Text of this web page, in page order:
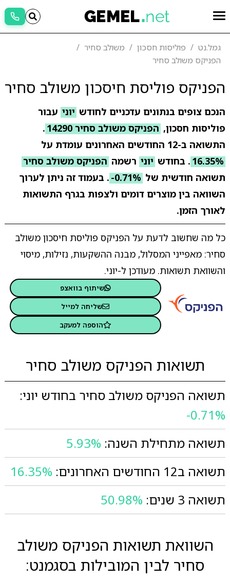
גמל.נט פוליסות חסכון
משולב סחיר
הפניקס משולב סחיר
הפניקס פוליסת חיסכון משולב סחיר
הנכם צופים בנתונים עדכניים לחודש יוני עבור
פוליסות חסכון, הפניקס משולב סחיר 14290
.
התשואה ב-12 החודשים האחרונים עומדת על
16.35% . בחודש יוני רשמה הפניקס משולב סחיר
תשואה חודשית של -0.71% . בעמוד זה ניתן לערוך
השוואה בין מוצרים דומים ולצפות בגרף התשואות
לאורך הזמן.
כל מה שחשוב לדעת על הפניקס פוליסת חיסכון משולב
סחיר: מאפייני המסלול, מבנה ההשקעות, נזילות, מיסוי
והשוואת תשואות. מעודכן ל-יוני.
שיתוף בוואצפ
שליחה למייל
הוספה למעקב
תשואות הפניקס משולב סחיר
תשואה הפניקס משולב סחיר בחודש יוני:
-0.71%
תשואה מתחילת השנה: 5.93%
תשואה ב12 החודשים האחרונים:
16.35%
תשואה 3 שנים:
50.98%
השוואת תשואות הפניקס משולב
סחיר לבין המובילות בסגמנט: